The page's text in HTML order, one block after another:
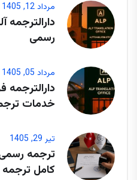
مرداد 12, 1405
دارالترجمه
رسمی
مرداد 05, 1405
دارالترجمه
خدمات
تیر 29, 1405
ترجمه رسمی
کامل ترجمه